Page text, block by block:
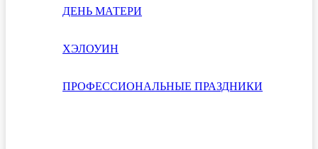
ДЕНЬ МАТЕРИ
ХЭЛОУИН
ПРОФЕССИОНАЛЬНЫЕ ПРАЗДНИКИ